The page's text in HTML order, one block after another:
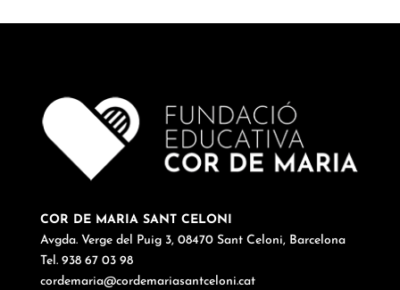
COR DE MARIA SANT CELONI
Avgda. Verge del Puig 3, 08470 Sant Celoni, Barcelona
Tel. 938 67 03 98
cordemaria@cordemariasantceloni.cat